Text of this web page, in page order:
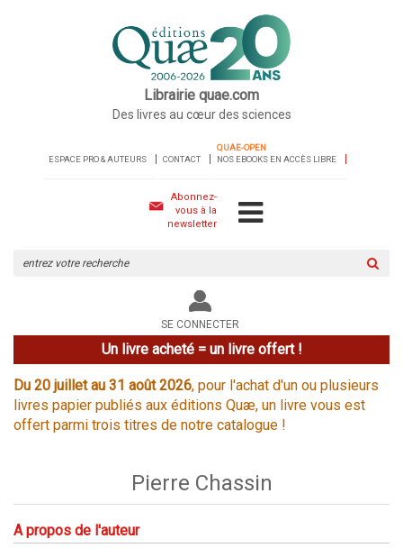
Librairie quae.com
Des livres au cœur des sciences
ESPACE PRO & AUTEURS CONTACT
QUAE-OPEN
NOS EBOOKS EN ACCÈS LIBRE
Abonnez-
vous à la
newsletter
le
site
SE CONNECTER
Un livre acheté = un livre offert !
Du 20 juillet au 31 août 2026, pour l'achat d'un ou plusieurs
livres papier publiés aux éditions Quæ, un livre vous est
offert parmi trois titres de notre catalogue !
Pierre Chassin
A propos de l'auteur